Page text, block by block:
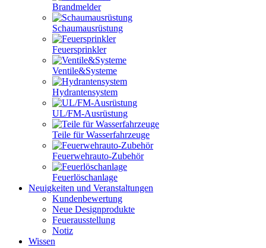
Brandmelder
Schaumausrüstung
Feuersprinkler
Ventile&Systeme
Hydrantensystem
UL/FM-Ausrüstung
Teile für Wasserfahrzeuge
Feuerwehrauto-Zubehör
Feuerlöschanlage
Neuigkeiten und Veranstaltungen
Kundenbewertung
Neue Designprodukte
Feuerausstellung
Notiz
Wissen